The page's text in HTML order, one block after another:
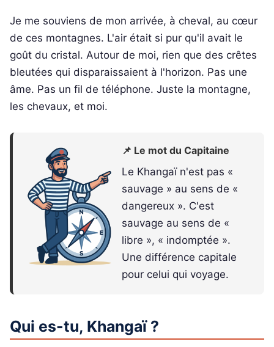
Je me souviens de mon arrivée, à cheval, au cœur
de ces montagnes. L'air était si pur qu'il avait le
goût du cristal. Autour de moi, rien que des crêtes
bleutées qui disparaissaient à l'horizon. Pas une
âme. Pas un fil de téléphone. Juste la montagne,
les chevaux, et moi.
📌 Le mot du Capitaine
Le Khangaï n'est pas «
sauvage » au sens de «
dangereux ». C'est
sauvage au sens de «
libre », « indomptée ».
Une différence capitale
pour celui qui voyage.
Qui es-tu, Khangaï ?